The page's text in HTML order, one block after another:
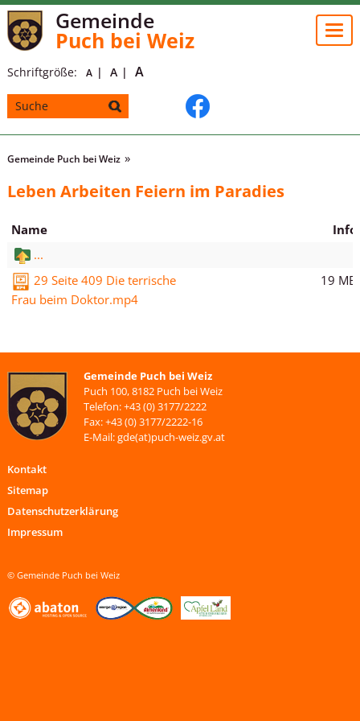
Gemeinde
Puch bei Weiz
Schriftgröße: A A A
Gemeinde Puch bei Weiz
Leben Arbeiten Feiern im Paradies
Name
Info
...
29 Seite 409 Die terrische
Frau beim Doktor.mp4
19 MB
Gemeinde Puch bei Weiz
Puch 100, 8182 Puch bei Weiz
Telefon: +43 (0) 3177/2222
Fax: +43 (0) 3177/2222-16
E-Mail: gde(at)puch-weiz.gv.at
Kontakt
Sitemap
Datenschutzerklärung
Impressum
© Gemeinde Puch bei Weiz